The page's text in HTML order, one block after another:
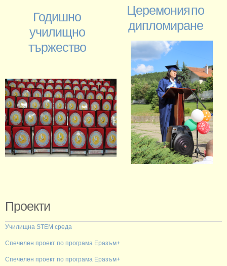
Годишно
училищно
тържество
Церемония по
дипломиране
Проекти
Училищна STEM среда
Спечелен проект по програма Еразъм+
Спечелен проект по програма Еразъм+